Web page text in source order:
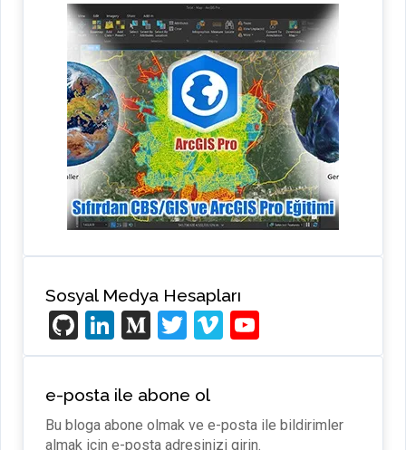
Sosyal Medya Hesapları
Gi
t
H
u
b
Li
n
ke
dI
n
M
e
u
m
T
wi
er
Vi
m o
T
u
e-posta ile abone ol
Bu bloga abone olmak ve e-posta ile bildirimler
almak için e-posta adresinizi girin.